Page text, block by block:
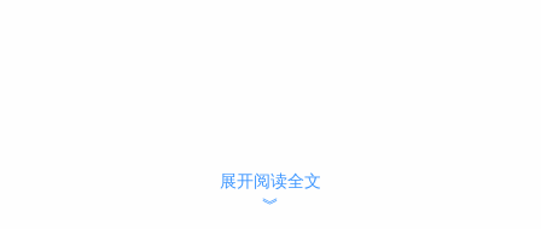
展开阅读全文
︾